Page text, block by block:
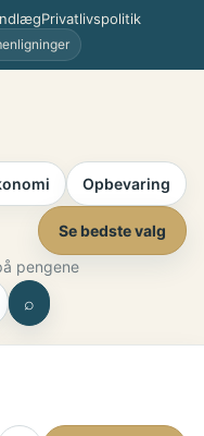
Privatlivspolitik
Opbevaring
Se bedste valg
pengene
⌕